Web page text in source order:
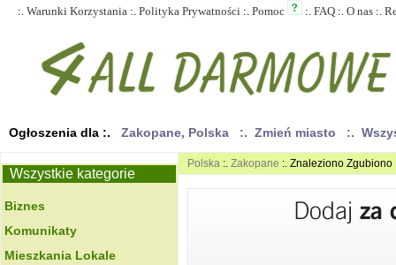
:. Warunki Korzystania :. Polityka Prywatności :. Pomoc :. FAQ :. O nas :.
Ogłoszenia dla :. Zakopane, Polska :. Zmień miasto :.
Wszystkie kategorie
Biznes
Komunikaty
Mieszkania Lokale
Polska :. Zakopane :. Znaleziono Zgubiono